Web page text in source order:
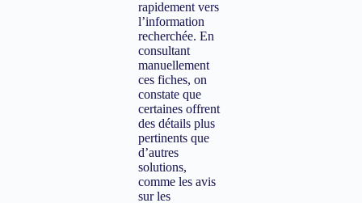
rapidement vers
l’information
recherchée. En
consultant
manuellement
ces fiches, on
constate que
certaines offrent
des détails plus
pertinents que
d’autres
solutions,
comme les avis
sur les